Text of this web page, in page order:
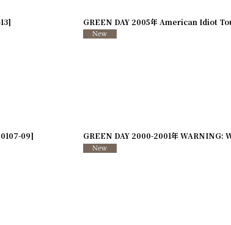
] GREEN DAY 2005年 American Idiot
09] GREEN DAY 2000-2001年 WARNING: